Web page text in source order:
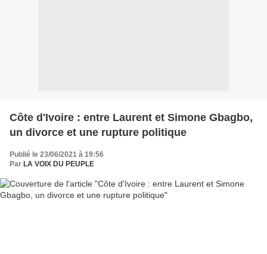
Côte d'Ivoire : entre Laurent et Simone Gbagbo,
un divorce et une rupture politique
Publié le 23/06/2021 à 19:56
Par LA VOIX DU PEUPLE